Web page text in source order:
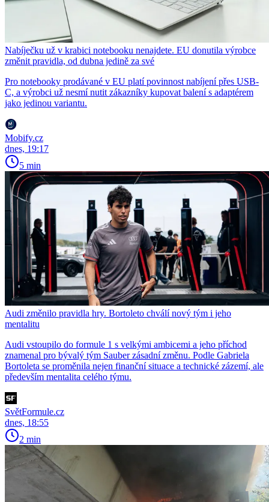
Nabíječku už v krabici notebooku nenajdete. EU donutila výrobce
změnit pravidla, od dubna jedině za své
Pro notebooky prodávané v EU platí povinnost nabíjení přes USB-
C, a výrobci už nesmí nutit zákazníky kupovat balení s adaptérem
jako jedinou variantu.
Mobify.cz
dnes, 19:17
5 min
Audi změnilo pravidla hry. Bortoleto chválí nový tým i jeho
mentalitu
Audi vstoupilo do formule 1 s velkými ambicemi a jeho příchod
znamenal pro bývalý tým Sauber zásadní změnu. Podle Gabriela
Bortoleta se proměnila nejen finanční situace a technické zázemí, ale
především mentalita celého týmu.
SvětFormule.cz
dnes, 18:55
2 min